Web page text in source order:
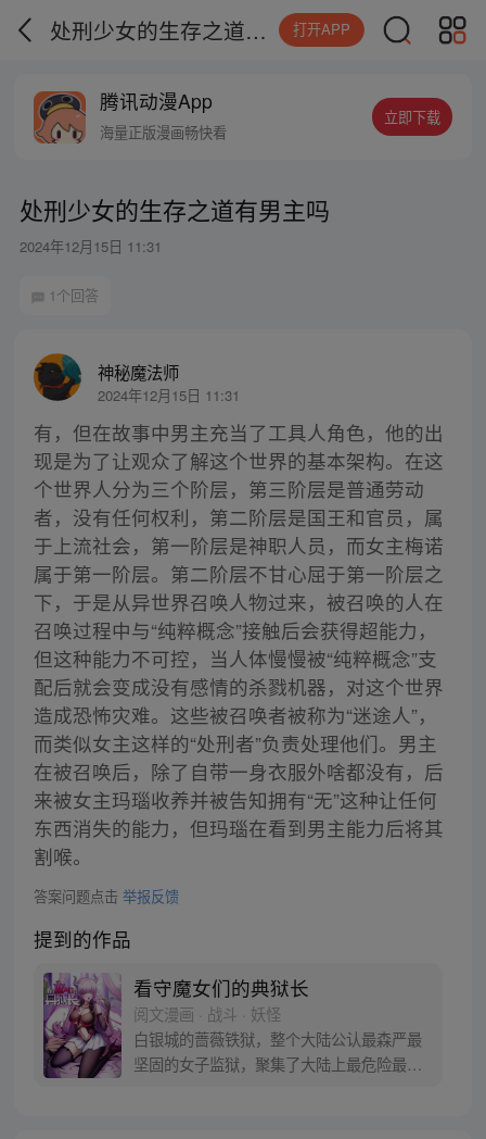
处刑少女的生存之道有男主吗 打开APP
腾讯动漫App
海量正版漫画畅快看
立即下载
处刑少女的生存之道有男主吗
2024年12月15日 11:31
1个回答
神秘魔法师
2024年12月15日 11:31
有，但在故事中男主充当了工具人角色，他的出
现是为了让观众了解这个世界的基本架构。在这
个世界人分为三个阶层，第三阶层是普通劳动
者，没有任何权利，第二阶层是国王和官员，属
于上流社会，第一阶层是神职人员，而女主梅诺
属于第一阶层。第二阶层不甘心屈于第一阶层之
下，于是从异世界召唤人物过来，被召唤的人在
召唤过程中与“纯粹概念”接触后会获得超能力，
但这种能力不可控，当人体慢慢被“纯粹概念”支
配后就会变成没有感情的杀戮机器，对这个世界
造成恐怖灾难。这些被召唤者被称为“迷途人”，
而类似女主这样的“处刑者”负责处理他们。男主
在被召唤后，除了自带一身衣服外啥都没有，后
来被女主玛瑙收养并被告知拥有“无”这种让任何
东西消失的能力，但玛瑙在看到男主能力后将其
割喉。
答案问题点击 举报反馈
提到的作品
看守魔女们的典狱长
阅文漫画 · 战斗 · 妖怪
白银城的蔷薇铁狱，整个大陆公认最森严最
坚固的女子监狱，聚集了大陆上最危险最穷